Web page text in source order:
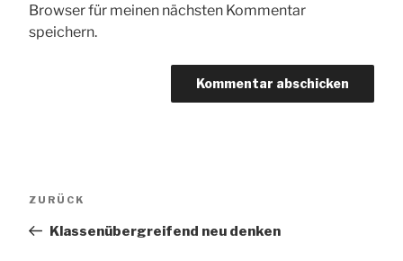
Browser für meinen nächsten Kommentar
speichern.
Vorheriger
ZURÜCK
Klassenübergreifend neu denken